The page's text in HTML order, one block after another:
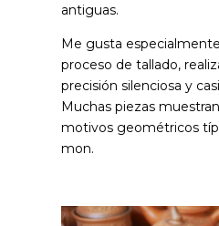
antiguas.
Me gusta
proceso de tallado,
precisión silenciosa y
Muchas piezas
motivos geométricos
mon.